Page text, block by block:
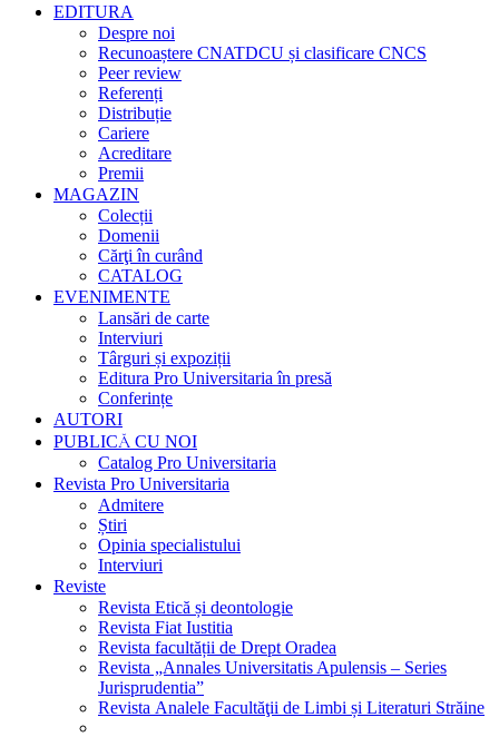
EDITURA
Despre noi
Recunoaștere CNATDCU și clasificare CNCS
Peer review
Referenți
Distribuție
Cariere
Acreditare
Premii
MAGAZIN
Colecții
Domenii
Cărţi în curând
CATALOG
EVENIMENTE
Lansări de carte
Interviuri
Târguri și expoziții
Editura Pro Universitaria în presă
Conferințe
AUTORI
PUBLICĂ CU NOI
Catalog Pro Universitaria
Revista Pro Universitaria
Admitere
Știri
Opinia specialistului
Interviuri
Reviste
Revista Etică și deontologie
Revista Fiat Iustitia
Revista facultății de Drept Oradea
Revista „Annales Universitatis Apulensis – Series
Jurisprudentia”
Revista Analele Facultăţii de Limbi și Literaturi Străine